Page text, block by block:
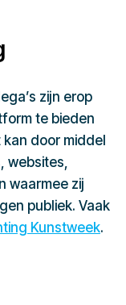
zijn erop
te bieden
door middel
websites,
waarmee zij
publiek. Vaak
Kunstweek.